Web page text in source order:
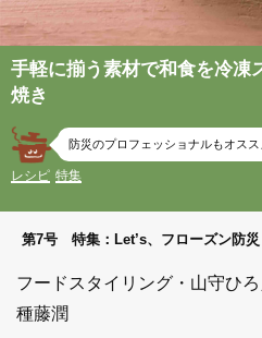
手軽に揃う素材で和食を冷凍
焼き
防災のプロフェッショナルもオスス
レシピ 特集
第7号 特集：Let’s、フローズン防災
フードスタイリング・山守ひ
種藤潤